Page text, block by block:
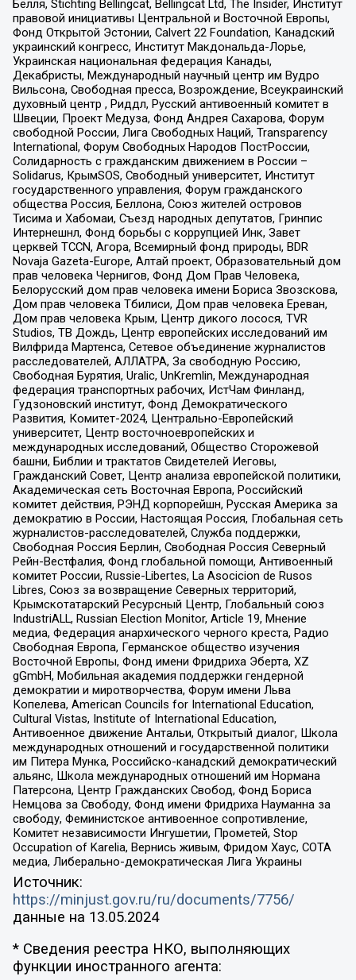
Бёлля, Stichting Bellingcat, Bellingcat Ltd, The Insider, Институт
правовой инициативы Центральной и Восточной Европы,
Фонд Открытой Эстонии, Calvert 22 Foundation, Канадский
украинский конгресс, Институт Макдональда-Лорье,
Украинская национальная федерация Канады,
Декабристы, Международный научный центр им Вудро
Вильсона, Свободная пресса, Возрождение, Всеукраинский
духовный центр , Риддл, Русский антивоенный комитет в
Швеции, Проект Медуза, Фонд Андрея Сахарова, Форум
свободной России, Лига Свободных Наций, Transparеncy
International, Форум Свободных Народов ПостРоссии,
Солидарность с гражданским движением в России –
Solidarus, КрымSOS, Свободный университет, Институт
государственного управления, Форум гражданского
общества Россия, Беллона, Союз жителей островов
Тисима и Хабомаи, Съезд народных депутатов, Гринпис
Интернешнл, Фонд борьбы с коррупцией Инк, Завет
церквей TCCN, Агора, Всемирный фонд природы, BDR
Novaja Gazeta-Europe, Алтай проект, Образовательный дом
прав человека Чернигов, Фонд Дом Прав Человека,
Белорусский дом прав человека имени Бориса Звозскова,
Дом прав человека Тбилиси, Дом прав человека Ереван,
Дом прав человека Крым, Центр дикого лосося, TVR
Studios, ТВ Дождь, Центр европейских исследований им
Вилфрида Мартенса, Сетевое объединение журналистов
расследователей, АЛЛАТРА, За свободную Россию,
Свободная Бурятия, Uralic, UnKremlin, Международная
федерация транспортных рабочих, ИстЧам Финланд,
Гудзоновский институт, Фонд Демократического
Развития, Комитет-2024, Центрально-Европейский
университет, Центр восточноевропейских и
международных исследований, Общество Сторожевой
башни, Библии и трактатов Свидетелей Иеговы,
Гражданский Совет, Центр анализа европейской политики,
Академическая сеть Восточная Европа, Российский
комитет действия, РЭНД корпорейшн, Русская Америка за
демократию в России, Настоящая Россия, Глобальная сеть
журналистов-расследователей, Служба поддержки,
Свободная Россия Берлин, Свободная Россия Северный
Рейн-Вестфалия, Фонд глобальной помощи, Антивоенный
комитет России, Russie-Libertes, La Asocicion de Rusos
Libres, Союз за возвращение Северных территорий,
Крымскотатарский Ресурсный Центр, Глобальный союз
IndustriALL, Russian Election Monitor, Article 19, Мнение
медиа, Федерация анархического черного креста, Радио
Свободная Европа, Германское общество изучения
Восточной Европы, Фонд имени Фридриха Эберта, XZ
gGmbH, Мобильная академия поддержки гендерной
демократии и миротворчества, Форум имени Льва
Копелева, American Councils for International Education,
Cultural Vistas, Institute of International Education,
Антивоенное движение Антальи, Открытый диалог, Школа
международных отношений и государственной политики
им Питера Мунка, Российско-канадский демократический
альянс, Школа международных отношений им Нормана
Патерсона, Центр Гражданских Свобод, Фонд Бориса
Немцова за Свободу, Фонд имени Фридриха Науманна за
свободу, Феминистское антивоенное сопротивление,
Комитет независимости Ингушетии, Прометей, Stop
Occupation of Karelia, Вернись живым, Фридом Хаус, СОТА
медиа, Либерально-демократическая Лига Украины
Источник:
https://minjust.gov.ru/ru/documents/7756/
данные на 13.05.2024
* Сведения реестра НКО, выполняющих
функции иностранного агента: